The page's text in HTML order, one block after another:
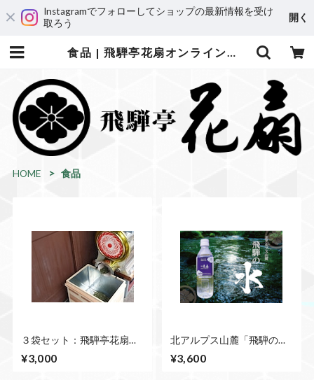
Instagramでフォローしてショップの最新情報を受け
取ろう
開く
食品 | 飛騨亭花扇オンラインショップ
HOME 食品
３袋セット：飛騨亭花扇の
¥3,000
北アルプス山麓「飛騨の
入】
¥3,600